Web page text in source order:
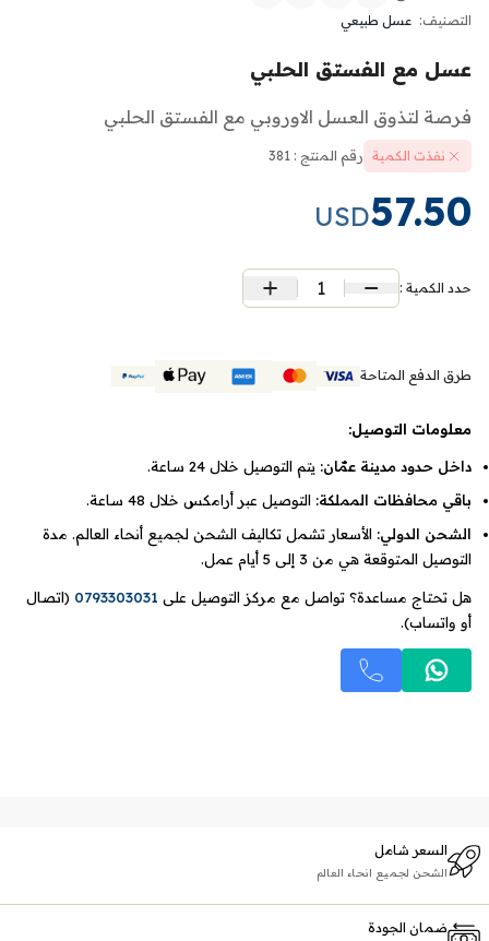
التصنيف: عسل طبيعي
عسل مع الفستق الحلبي
فرصة لتذوق العسل الاوروبي مع الفستق الحلبي
نفذت الكمية رقم المنتج : 381
57.50
USD
حدد الكمية : 1
طرق الدفع المتاحة
معلومات التوصيل:
داخل حدود مدينة عمّان: يتم التوصيل خلال 24 ساعة.
باقي محافظات المملكة: التوصيل عبر أرامكس خلال 48 ساعة.
الشحن الدولي: الأسعار تشمل تكاليف الشحن لجميع أنحاء العالم. مدة
التوصيل المتوقعة هي من 3 إلى 5 أيام عمل.
هل تحتاج مساعدة؟ تواصل مع مركز التوصيل على 0793303031 (اتصال
أو واتساب).
السعر شامل
الشحن لجميع انحاء العالم
ضمان الجودة